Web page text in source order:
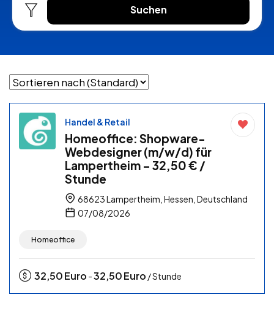
Suchen
Handel & Retail
Homeoffice: Shopware-
Webdesigner (m/w/d) für
Lampertheim – 32,50 € /
Stunde
68623 Lampertheim, Hessen, Deutschland
07/08/2026
Homeoffice
32,50Euro -32,50Euro / Stunde